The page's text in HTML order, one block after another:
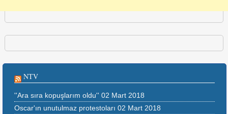
NTV
''Ara sıra kopuşlarım oldu'' 02 Mart 2018
Oscar'ın unutulmaz protestoları 02 Mart 2018